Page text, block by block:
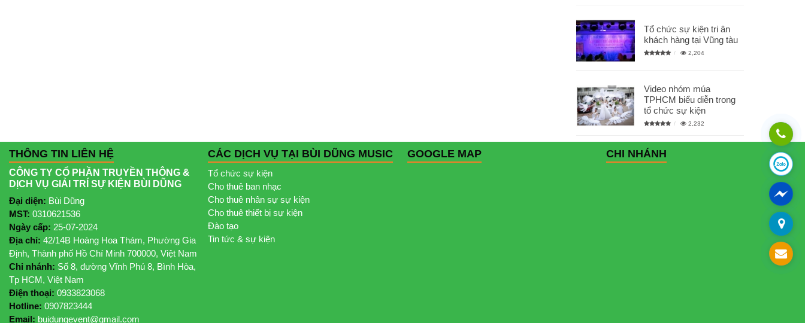
Tổ chức sự kiện tri ân
khách hàng tại Vũng tàu
2,204
Video nhóm múa
TPHCM biểu diễn trong
tổ chức sự kiện
2,232
THÔNG TIN LIÊN HỆ
CÔNG TY CỔ PHẦN TRUYỀN THÔNG &
DỊCH VỤ GIẢI TRÍ SỰ KIỆN BÙI DŨNG
Đại diện: Bùi Dũng
MST: 0310621536
Ngày cấp: 25-07-2024
Địa chỉ: 42/14B Hoàng Hoa Thám, Phường Gia
Định, Thành phố Hồ Chí Minh 700000, Việt Nam
Chi nhánh: Số 8, đường Vĩnh Phú 8, Bình Hòa,
Tp HCM, Việt Nam
Điện thoại: 0933823068
Hotline: 0907823444
Email: buidungevent@gmail.com
CÁC DỊCH VỤ TẠI BÙI DŨNG MUSIC
Tổ chức sự kiện
Cho thuê ban nhạc
Cho thuê nhân sự sự kiện
Cho thuê thiết bị sự kiện
Đào tạo
Tin tức & sự kiện
GOOGLE MAP CHI NHÁNH